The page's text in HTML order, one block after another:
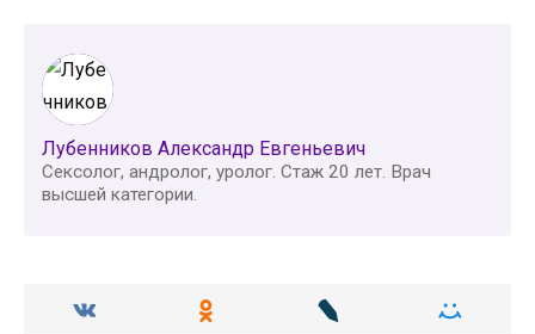
Лубенников Александр Евгеньевич
Сексолог, андролог, уролог. Стаж 20 лет. Врач
высшей категории.